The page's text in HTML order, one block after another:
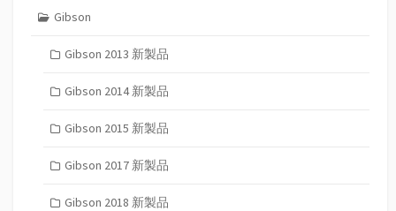
Gibson
Gibson 2013 新製品
Gibson 2014 新製品
Gibson 2015 新製品
Gibson 2017 新製品
Gibson 2018 新製品